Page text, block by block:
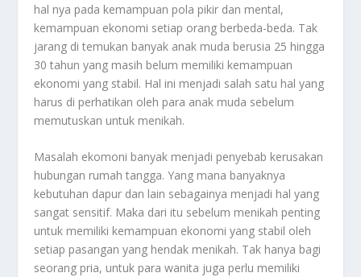
hal nya pada kemampuan pola pikir dan mental,
kemampuan ekonomi setiap orang berbeda-beda. Tak
jarang di temukan banyak anak muda berusia 25 hingga
30 tahun yang masih belum memiliki kemampuan
ekonomi yang stabil. Hal ini menjadi salah satu hal yang
harus di perhatikan oleh para anak muda sebelum
memutuskan untuk menikah.
Masalah ekomoni banyak menjadi penyebab kerusakan
hubungan rumah tangga. Yang mana banyaknya
kebutuhan dapur dan lain sebagainya menjadi hal yang
sangat sensitif. Maka dari itu sebelum menikah penting
untuk memiliki kemampuan ekonomi yang stabil oleh
setiap pasangan yang hendak menikah. Tak hanya bagi
seorang pria, untuk para wanita juga perlu memiliki